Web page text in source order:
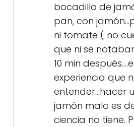
bocadillo de
pan, con
ni tomate ( no
que ni se
10 min
experiencia que
entender...hacer
jamón malo es
ciencia no tiene.